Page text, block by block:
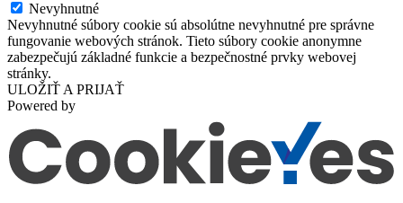
Nevyhnutné
Nevyhnutné súbory cookie sú absolútne nevyhnutné pre správne
fungovanie webových stránok. Tieto súbory cookie anonymne
zabezpečujú základné funkcie a bezpečnostné prvky webovej
stránky.
ULOŽIŤ A PRIJAŤ
Powered by